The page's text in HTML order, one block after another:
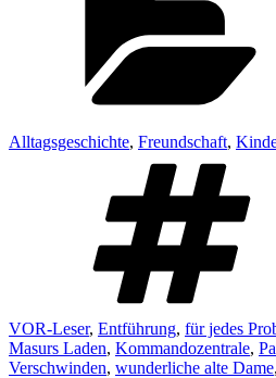
Alltagsgeschichte, Freundschaft,
VOR-Leser, Entführung, für jedes
Masurs Laden, Kommandozentrale,
Verschwinden, wunderliche alte Dame,